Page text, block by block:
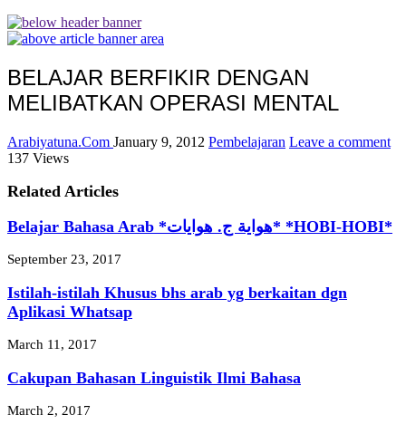
BELAJAR BERFIKIR DENGAN
MELIBATKAN OPERASI MENTAL
Arabiyatuna.Com January 9, 2012 Pembelajaran Leave a comment
137 Views
Related Articles
Belajar Bahasa Arab *هواية ج. هوايات* *HOBI-HOBI*
September 23, 2017
Istilah-istilah Khusus bhs arab yg berkaitan dgn
Aplikasi Whatsap
March 11, 2017
Cakupan Bahasan Linguistik Ilmi Bahasa
March 2, 2017